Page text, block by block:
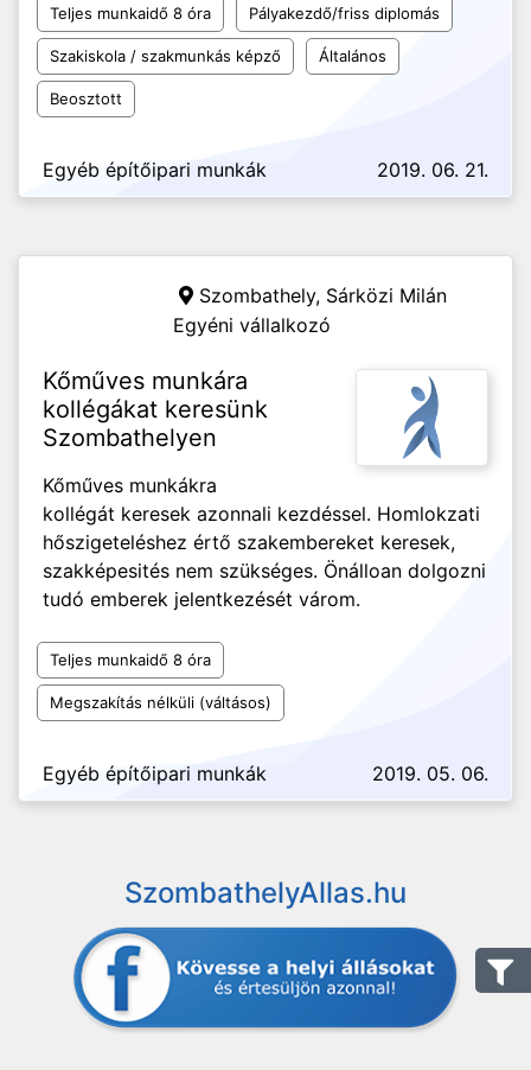
Teljes munkaidő 8 óra Pályakezdő/friss diplomás
Szakiskola / szakmunkás képző Általános
Beosztott
Egyéb építőipari munkák 2019. 06. 21.
Szombathely, Sárközi Milán
Egyéni vállalkozó
Kőműves munkára
kollégákat keresünk
Szombathelyen
Kőműves munkákra
kollégát keresek azonnali kezdéssel. Homlokzati
hőszigeteléshez értő szakembereket keresek,
szakképesités nem szükséges. Önálloan dolgozni
tudó emberek jelentkezését várom.
Teljes munkaidő 8 óra
Megszakítás nélküli (váltásos)
Egyéb építőipari munkák 2019. 05. 06.
SzombathelyAllas.hu